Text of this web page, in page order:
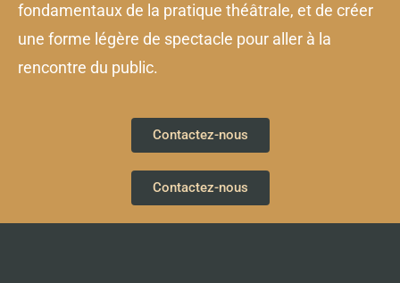
fondamentaux de la pratique théâtrale, et de créer
une forme légère de spectacle pour aller à la
rencontre du public.
Contactez-nous
Contactez-nous